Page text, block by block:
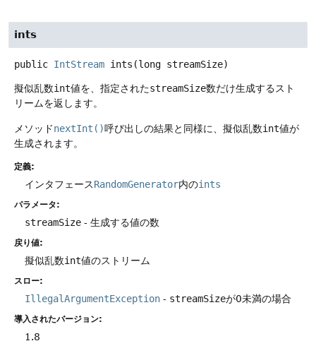
ints
public IntStream ints (long streamSize)
擬似乱数int値を、指定されたstreamSize数だけ生成するスト
リームを返します。
メソッドnextInt()呼び出しの結果と同様に、擬似乱数int値が
生成されます。
定義:
インタフェースRandomGenerator内のints
パラメータ:
streamSize - 生成する値の数
戻り値:
擬似乱数int値のストリーム
スロー:
IllegalArgumentException - streamSizeが0未満の場合
導入されたバージョン:
1.8